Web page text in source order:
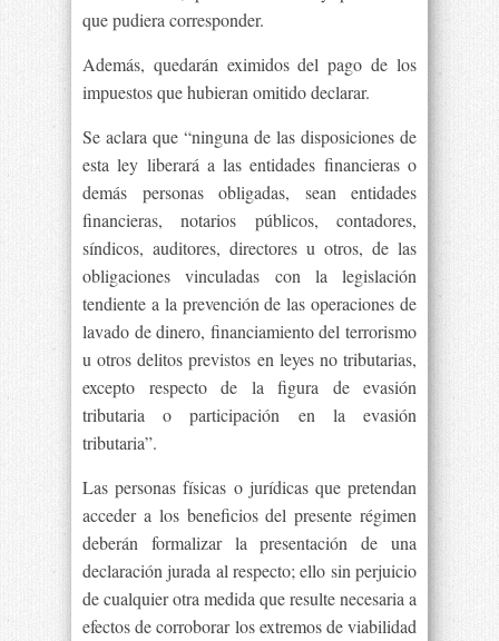
que pudiera corresponder.
Además, quedarán eximidos del pago de los
impuestos que hubieran omitido declarar.
Se aclara que “ninguna de las disposiciones de
esta ley liberará a las entidades financieras o
demás personas obligadas, sean entidades
financieras, notarios públicos, contadores,
síndicos, auditores, directores u otros, de las
obligaciones vinculadas con la legislación
tendiente a la prevención de las operaciones de
lavado de dinero, financiamiento del terrorismo
u otros delitos previstos en leyes no tributarias,
excepto respecto de la figura de evasión
tributaria o participación en la evasión
tributaria”.
Las personas físicas o jurídicas que pretendan
acceder a los beneficios del presente régimen
deberán formalizar la presentación de una
declaración jurada al respecto; ello sin perjuicio
de cualquier otra medida que resulte necesaria a
efectos de corroborar los extremos de viabilidad